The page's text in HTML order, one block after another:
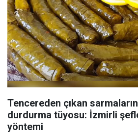
Tencereden çıkan sarmaların
durdurma tüyosu: İzmirli
yöntemi